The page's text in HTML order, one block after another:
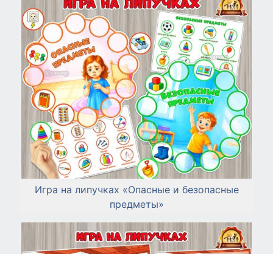
Игра на липучках «Опасные и безопасные
предметы»